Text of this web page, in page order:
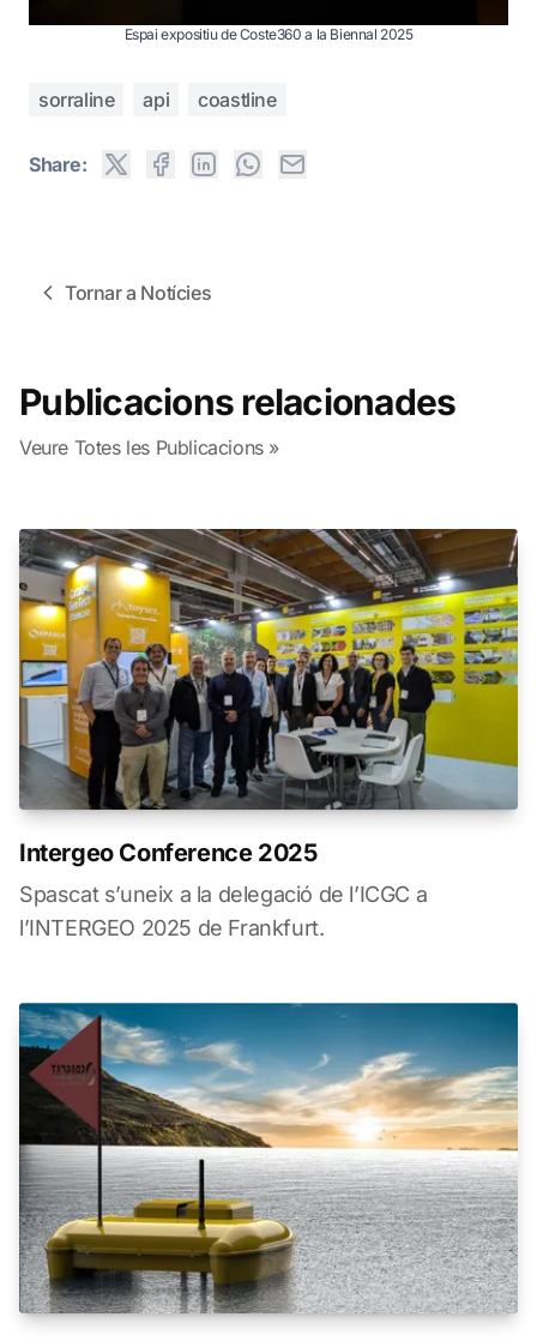
Espai expositiu de Coste360 a la Biennal 2025
sorraline api coastline
Share:
Tornar a Notícies
Publicacions relacionades
Veure Totes les Publicacions »
Intergeo Conference 2025
Spascat s’uneix a la delegació de l’ICGC a
l’INTERGEO 2025 de Frankfurt.